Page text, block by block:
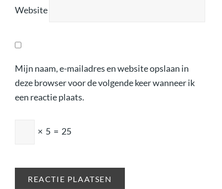
Website
Mijn naam, e-mailadres en website opslaan in
deze browser voor de volgende keer wanneer ik
een reactie plaats.
× 5 = 25